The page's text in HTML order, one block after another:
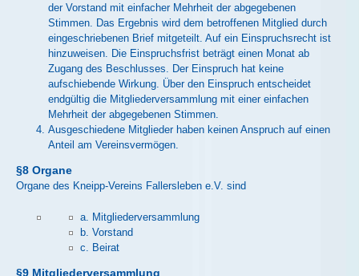
der Vorstand mit einfacher Mehrheit der abgegebenen
Stimmen. Das Ergebnis wird dem betroffenen Mitglied durch
eingeschriebenen Brief mitgeteilt. Auf ein Einspruchsrecht ist
hinzuweisen. Die Einspruchsfrist beträgt einen Monat ab
Zugang des Beschlusses. Der Einspruch hat keine
aufschiebende Wirkung. Über den Einspruch entscheidet
endgültig die Mitgliederversammlung mit einer einfachen
Mehrheit der abgegebenen Stimmen.
Ausgeschiedene Mitglieder haben keinen Anspruch auf einen
Anteil am Vereinsvermögen.
§8 Organe
Organe des Kneipp-Vereins Fallersleben e.V. sind
a. Mitgliederversammlung
b. Vorstand
c. Beirat
§9 Mitgliederversammlung